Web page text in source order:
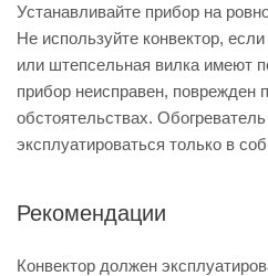
Устанавливайте прибор на
Не используйте конвектор,
или штепсельная вилка имеют
прибор неисправен, поврежден
обстоятельствах.
эксплуатироваться только в
Рекомендации
Конвектор должен